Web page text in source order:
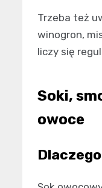
Trzeba też
winogron,
liczy się
Soki,
owoce